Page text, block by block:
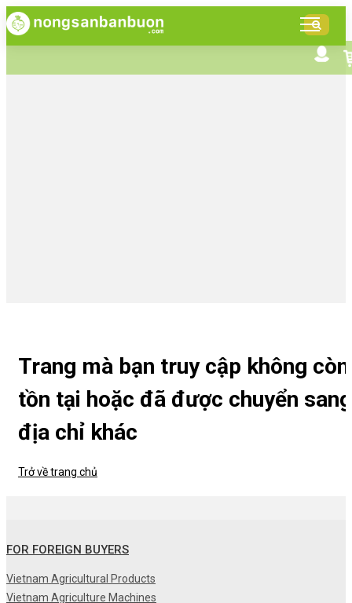
MỤC
Trang mà bạn truy cập không còn
tồn tại hoặc đã được chuyển sang
địa chỉ khác
Trở về trang chủ
FOR FOREIGN BUYERS
Vietnam Agricultural Products
Vietnam Agriculture Machines